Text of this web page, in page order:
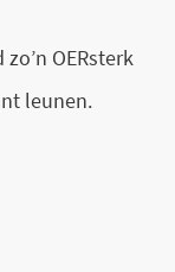
OERsterk
leunen.